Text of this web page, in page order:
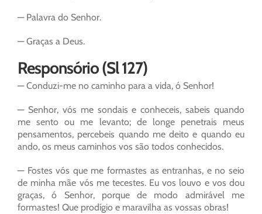
— Palavra do Senhor.
— Graças a Deus.
Responsório (Sl 127)
— Conduzi-me no caminho para a vida, ó Senhor!
— Senhor, vós me sondais e conheceis, sabeis quando
me sento ou me levanto; de longe penetrais meus
pensamentos, percebeis quando me deito e quando eu
ando, os meus caminhos vos são todos conhecidos.
— Fostes vós que me formastes as entranhas, e no seio
de minha mãe vós me tecestes. Eu vos louvo e vos dou
graças, ó Senhor, porque de modo admirável me
formastes! Que prodígio e maravilha as vossas obras!